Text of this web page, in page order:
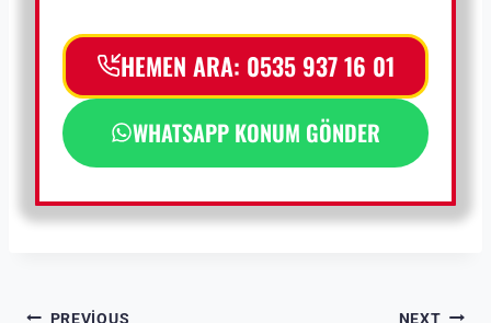
HEMEN ARA: 0535 937 16 01
WHATSAPP KONUM GÖNDER
PREVIOUS NEXT